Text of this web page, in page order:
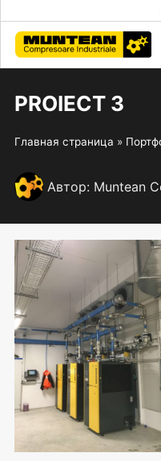
PROIECT 3
Главная страница »
Автор: Muntean